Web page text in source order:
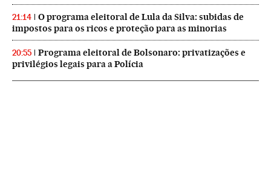
21:14
O programa eleitoral de Lula da Silva: subidas de
impostos para os ricos e proteção para as minorias
20:55
Programa eleitoral de Bolsonaro: privatizações e
privilégios legais para a Polícia